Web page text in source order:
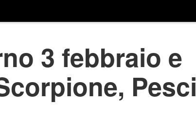
3 febbraio e
Pesci